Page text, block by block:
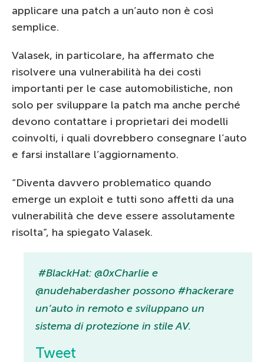
applicare una patch a un’auto non è così
semplice.
Valasek, in particolare, ha affermato che
risolvere una vulnerabilità ha dei costi
importanti per le case automobilistiche, non
solo per sviluppare la patch ma anche perché
devono contattare i proprietari dei modelli
coinvolti, i quali dovrebbero consegnare l’auto
e farsi installare l’aggiornamento.
“Diventa davvero problematico quando
emerge un exploit e tutti sono affetti da una
vulnerabilità che deve essere assolutamente
risolta”, ha spiegato Valasek.
#BlackHat: @0xCharlie e
@nudehaberdasher possono #hackerare
un’auto in remoto e sviluppano un
sistema di protezione in stile AV.
Tweet